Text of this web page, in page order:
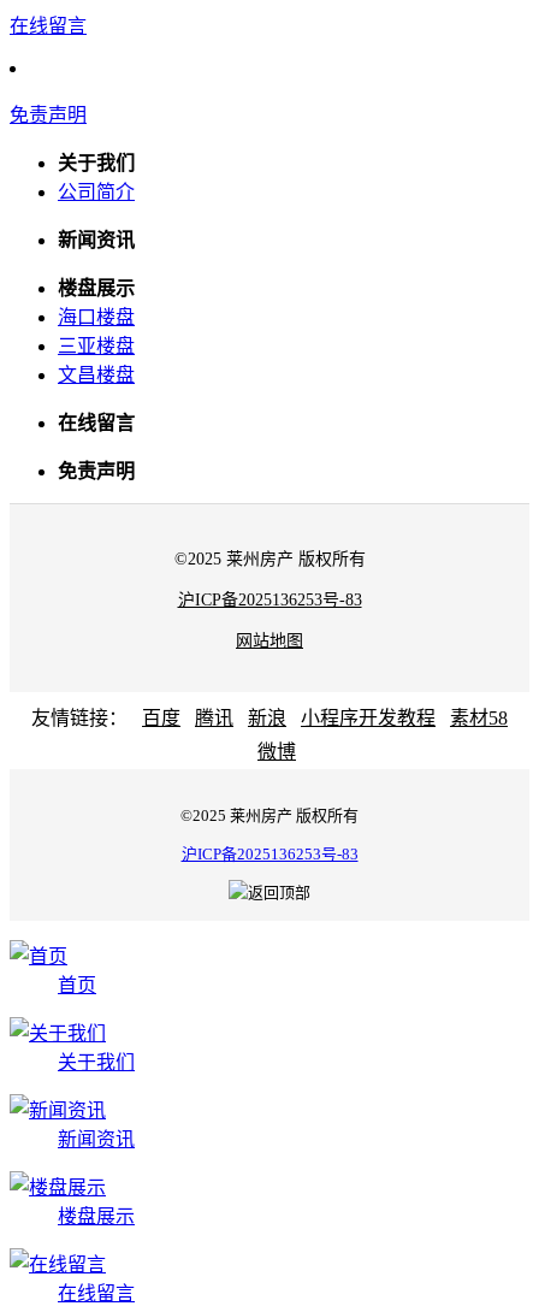
在线留言
免责声明
关于我们
公司简介
新闻资讯
楼盘展示
海口楼盘
三亚楼盘
文昌楼盘
在线留言
免责声明
©2025 莱州房产 版权所有
沪ICP备2025136253号-83
网站地图
友情链接： 百度 腾讯 新浪 小程序开发教程
素材58
微博
©2025 莱州房产 版权所有
沪ICP备2025136253号-83
首页
关于我们
新闻资讯
楼盘展示
在线留言